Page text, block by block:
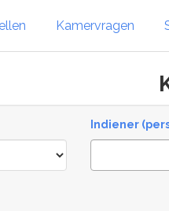
Kamervragen
Indiener